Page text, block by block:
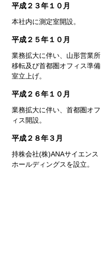
平成２３年１０月
本社内に測定室開設。
平成２５年１０月
業務拡大に伴い、山形営業所
移転及び首都圏オフィス準備
室立上げ。
平成２６年１０月
業務拡大に伴い、首都圏オフ
ィス開設。
平成２８年３月
持株会社(株)ANAサイエンス
ホールディングスを設立。